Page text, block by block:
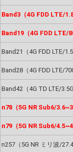
Band3（4G FDD LTE/
Band19（4G FDD LTE/
Band21（4G FDD LTE/
Band28（4G FDD LTE/
Band42（4G TD LTE/
n78（5G NR Sub6/
n79（5G NR Sub6/
n257（5G NR ミリ波/